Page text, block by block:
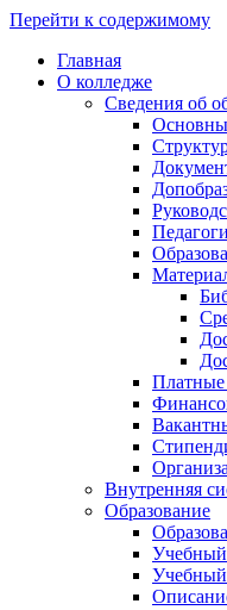
Перейти к содержимому
Главная
О колледже
Сведения об
Платные
Внутренняя
Образование